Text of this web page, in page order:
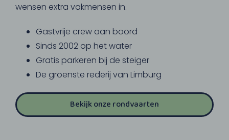
wensen extra vakmensen in.
Gastvrije crew aan boord
Sinds 2002 op het water
Gratis parkeren bij de steiger
De groenste rederij van Limburg
Bekijk onze rondvaarten